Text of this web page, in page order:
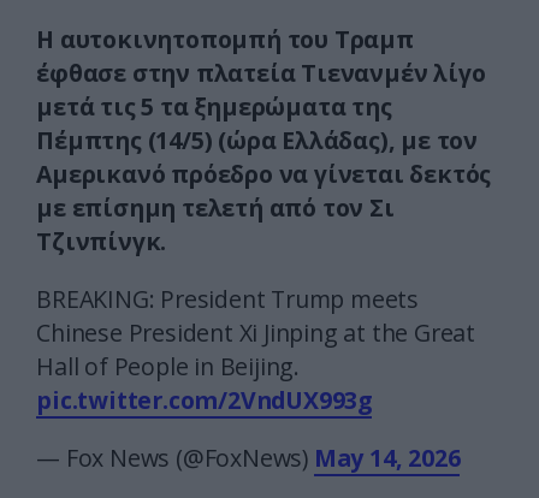
Η αυτοκινητοπομπή του Τραμπ
έφθασε στην πλατεία Τιενανμέν λίγο
μετά τις 5 τα ξημερώματα της
Πέμπτης (14/5) (ώρα Ελλάδας), με τον
Αμερικανό πρόεδρο να γίνεται δεκτός
με επίσημη τελετή από τον Σι
Τζινπίνγκ.
BREAKING: President Trump meets
Chinese President Xi Jinping at the Great
Hall of People in Beijing.
pic.twitter.com/2VndUX993g
— Fox News (@FoxNews) May 14, 2026